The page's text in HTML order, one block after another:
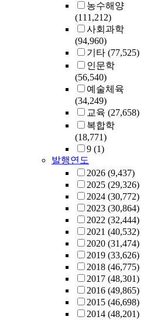
농수해양
(111,212)
사회과학
(94,960)
기타 (77,525)
인문학
(56,540)
예술체육
(34,249)
교육 (27,658)
복합학
(18,771)
9 (1)
발행연도
2026 (9,437)
2025 (29,326)
2024 (30,772)
2023 (30,864)
2022 (32,444)
2021 (40,532)
2020 (31,474)
2019 (33,626)
2018 (46,775)
2017 (48,301)
2016 (49,865)
2015 (46,698)
2014 (48,201)